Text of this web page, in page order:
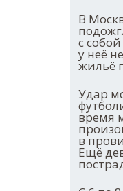
В
с
у неё
жильё
Удар
время
в
Ещё